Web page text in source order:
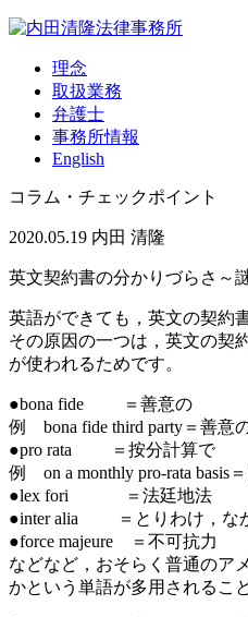
理念
取扱業務
弁護士
事務所情報
English
コラム・チェックポイント
2020.05.19 内田 清隆
英文契約書の分かりづらさ～
英語ができても，英文の契約
その原因の一つは，英文の契
が使われるためです。
●bona fide ＝善意の
例 bona fide third party＝善意
●pro rata ＝按分計算で
例 on a monthly pro-rata basis
●lex fori ＝法廷地法
●inter alia ＝とりわけ，な
●force majeure ＝不可抗力
などなど，おそらく普通のア
かという単語が多用されるこ